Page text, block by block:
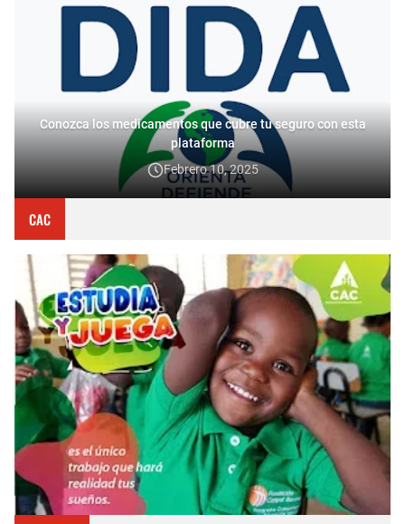
Conozca los medicamentos que cubre tu seguro con esta
plataforma
Febrero 10, 2025
CAC